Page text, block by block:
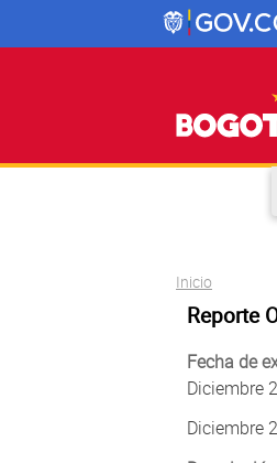
Usted
Inicio
Reporte
Fecha de
Diciembre
Diciembre